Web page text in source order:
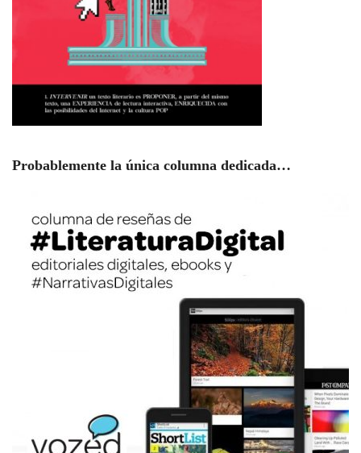
Probablemente la única columna dedicada…